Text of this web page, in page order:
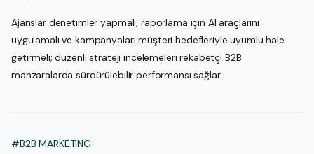
Ajanslar denetimler yapmalı, raporlama için AI araçlarını
uygulamalı ve kampanyaları müşteri hedefleriyle uyumlu hale
getirmeli; düzenli strateji incelemeleri rekabetçi B2B
manzaralarda sürdürülebilir performansı sağlar.
#B2B MARKETING